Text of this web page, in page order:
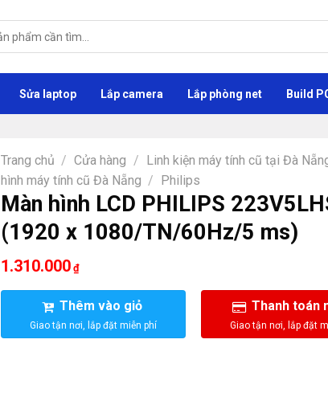
Sửa laptop Lắp camera Lắp phòng net Build
Trang chủ / Cửa hàng / Linh kiện máy tính cũ tại Đà
hình máy tính cũ Đà Nẵng / Philips
Màn hình LCD PHILIPS
(1920 x 1080/TN/60Hz/5 ms)
1.310.000 ₫
Thêm vào giỏ Thanh toán